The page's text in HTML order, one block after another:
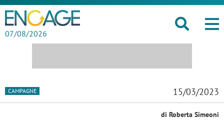
07/08/2026
CAMPAGNE 15/03/2023
di Roberta Simeoni